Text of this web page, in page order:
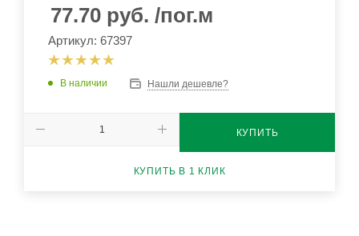
77.70 руб. /пог.м
Артикул: 67397
В наличии Нашли дешевле?
КУПИТЬ
КУПИТЬ В 1 КЛИК